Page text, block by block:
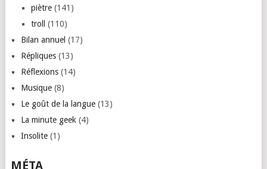
piètre(141)
troll (110)
Bilan annuel (17)
Répliques(13)
Réflexions(14)
Musique(8)
Le goût de la langue(13)
La minute geek (4)
Insolite(1)
MÉTA